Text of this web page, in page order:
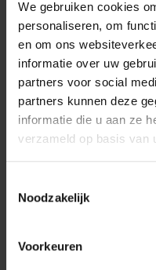
We gebruiken cookies
personaliseren, om
en om ons
informatie over uw
partners voor social
partners kunnen deze
informatie die u aan ze
verzameld op basis van
Noodzakelijk
Voorkeuren
Terug naar vorige
Dé specialist podiumtechniek;
Zaandam
info@podiumtechniek.nl
Volg ons op Twitter